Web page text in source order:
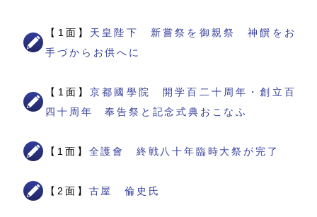
【1面】 天皇陛下 新嘗祭を御親祭 神饌をお
手づからお供へに
【1面】京都國學院 開学百二十周年・創立百
四十周年 奉告祭と記念式典おこなふ
【1面】 全護會 終戦八十年臨時大祭が完了
【2面】 古屋 倫史氏